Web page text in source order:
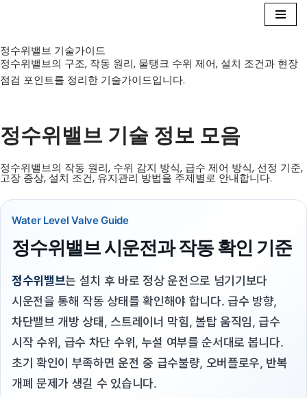
텐
츠
로
뛰
정수위밸브 기술가이드
정수위밸브의 구조, 작동 원리, 물탱크 수위 제어, 설치 조건과 현장
점검 포인트를 정리한 기술가이드입니다.
정수위밸브 기술 정보 모음
정수위밸브의 작동 원리, 수위 감지 방식, 급수 제어 방식, 선정 기준,
고장 증상, 설치 조건, 유지관리 방법을 주제별로 안내합니다.
Water Level Valve Guide
정수위밸브 시운전과 작동 확인 기준
정수위밸브는 설치 후 바로 정상 운전으로 넘기기보다
시운전을 통해 작동 상태를 확인해야 합니다. 급수 방향,
차단밸브 개방 상태, 스트레이너 막힘, 볼탑 움직임, 급수
시작 수위, 급수 차단 수위, 누설 여부를 순서대로 봅니다.
초기 확인이 부족하면 운전 중 급수불량, 오버플로우, 반복
개폐 문제가 생길 수 있습니다.